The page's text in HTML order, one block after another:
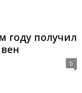
году получил
0